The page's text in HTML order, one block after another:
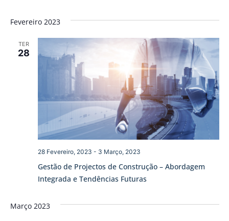
Fevereiro 2023
TER
28
Gestão de Projectos de Construção – Abordagem
Integrada e Tendências Futuras
28 Fevereiro, 2023 - 3 Março, 2023
Março 2023